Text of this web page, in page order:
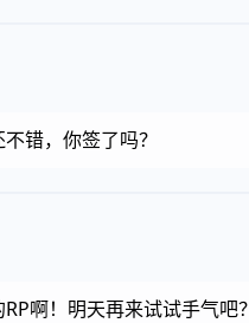
错，你签了吗？
啊！明天再来试试手气吧？